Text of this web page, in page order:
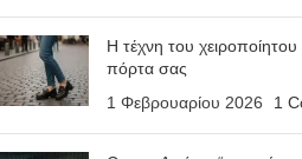
Η τέχνη του
πόρτα σας
1 Φεβρουαρίου 2026
1